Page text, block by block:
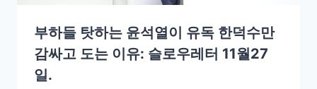
부하들 탓하는 윤석열이 유독 한덕수만
감싸고 도는 이유: 슬로우레터 11월27
일.